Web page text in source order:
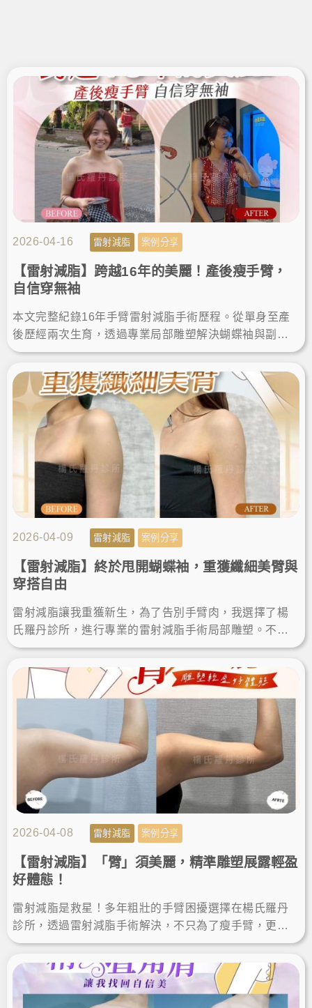
2026-04-16 雷射減脂 案例分享
【雷射減脂】跨越16年的美麗！產後瘦手臂，
自信穿無袖
本文完整紀錄16年手臂雷射減脂手術歷程。從單身至產
後歷經兩次生育，透過專業局部雕塑解決蝴蝶袖與副
乳。分享術後維持纖細體態的關鍵，給追求安全、有感
瘦手臂的人參考。
2026-04-09 雷射減脂 案例分享
【雷射減脂】終於甩開蝴蝶袖，重獲纖細美臂與
穿搭自由
雷射減脂讓我重獲新生，為了告別手臂肉，我選擇了楊
氏羅丹診所，進行專業的雷射減脂手術局部雕塑。不僅
成功瘦手臂，術後的減脂成果也讓我滿意，終於能自信
穿上無袖上衣！
2026-04-08 雷射減脂 案例分享
【雷射減脂】「臂」須美麗，精準雕塑展露輕盈
好體態！
雷射減脂是救星！多年粗壯的手臂困擾選擇在楊氏羅丹
診所，透過雷射減脂手術解決，不只為了瘦手臂，更是
追求完美體態的精準雕塑。讓我徹底找回自信，輕鬆駕
馭無袖上衣！